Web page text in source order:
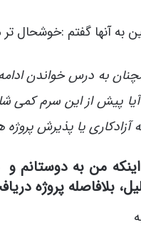
به آنها گفتم :خوشحال تر
به درس خواندن
آزادکاری یا پذیرش پروژه
من به دوستانم و
بلافاصله پروژه